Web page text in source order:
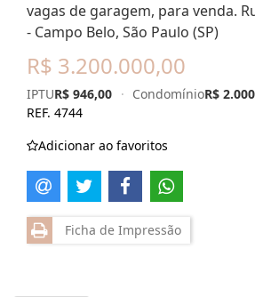
vagas de garagem, para venda.
- Campo Belo, São Paulo (SP)
R$ 3.200.000,00
IPTUR$ 946,00 · CondomínioR$
REF. 4744
Adicionar ao favoritos
Ficha de Impressão